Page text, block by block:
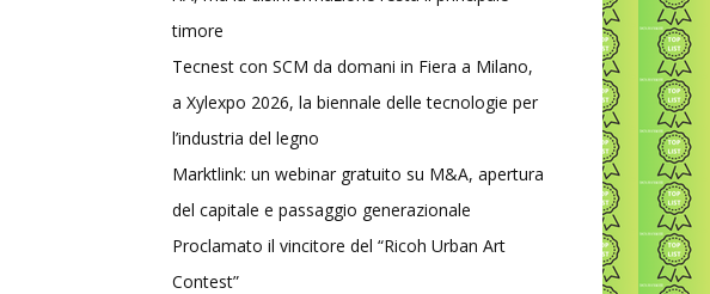
timore
Tecnest con SCM da domani in Fiera a Milano,
a Xylexpo 2026, la biennale delle tecnologie per
l’industria del legno
Marktlink: un webinar gratuito su M&A, apertura
del capitale e passaggio generazionale
Proclamato il vincitore del “Ricoh Urban Art
Contest”